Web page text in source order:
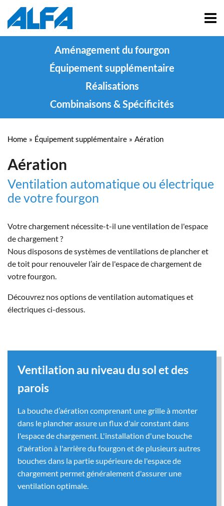
Aménagement du fourgon
Équipement supplémentaire
Réalisations
Combinaisons & Spécificités
Home » Équipement supplémentaire » Aération
Aération
Ventilation automatique ou électrique
de votre fourgon
Votre chargement nécessite-t-il une ventilation de l'espace
de chargement ?
Nous disposons de systèmes de ventilations de plancher et
de toit pour renouveler l’air de l'espace de chargement de
votre fourgon.
Découvrez nos options de ventilation automatiques et
électriques ci-dessous.
Ventilation au niveau du sol et des
parois
La bouche d’aération comprenant une grille à monter
dans le plancher assure un flux d'air constant dans
l'espace de chargement. L'installation d'une bouche
d'aération à l'arrière du fourgon et de plusieurs autres
bouches dans la partie supérieure de l'espace de
chargement permet généralement d'assurer une
ventilation optimale.